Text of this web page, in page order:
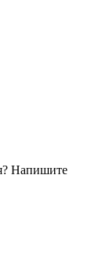
Напишите